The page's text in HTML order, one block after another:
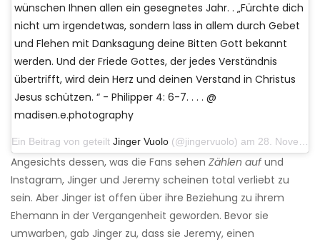
wünschen Ihnen allen ein gesegnetes Jahr. . „Fürchte dich
nicht um irgendetwas, sondern lass in allem durch Gebet
und Flehen mit Danksagung deine Bitten Gott bekannt
werden. Und der Friede Gottes, der jedes Verständnis
übertrifft, wird dein Herz und deinen Verstand in Christus
Jesus schützen. “ - Philipper 4: 6-7. . . . @
madisen.e.photography
Ein Beitrag von geteilt Jinger Vuolo (@jingervuolo) am 28. November 2019 um 18:41 Uhr PST
Angesichts dessen, was die Fans sehen Zählen aufund
Instagram, Jinger und Jeremy scheinen total verliebt zu
sein. Aber Jinger ist offen über ihre Beziehung zu ihrem
Ehemann in der Vergangenheit geworden. Bevor sie
umwarben, gab Jinger zu, dass sie Jeremy, einen